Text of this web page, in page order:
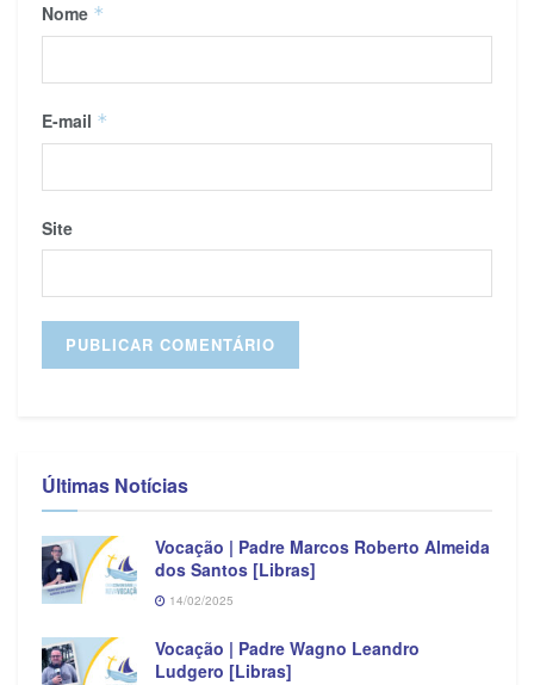
Nome *
E-mail *
Site
Últimas Notícias
Vocação | Padre Marcos Roberto Almeida
dos Santos [Libras]
14/02/2025
Vocação | Padre Wagno Leandro
Ludgero [Libras]